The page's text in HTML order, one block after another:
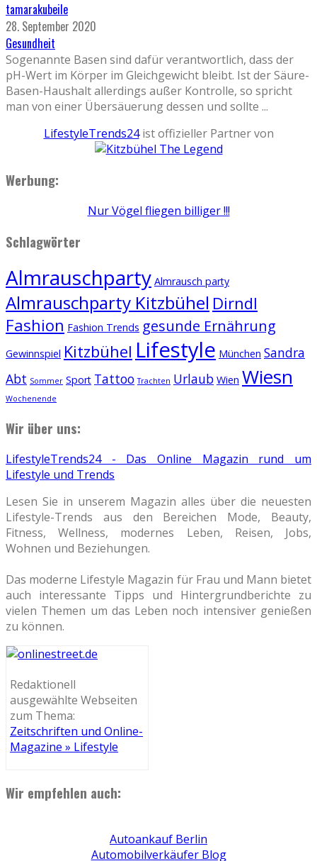
tamarakubeile
28. September 2020
Gesundheit
Sogenannte Basen sind dafür verantwortlich, dass der
pH-Wert im Körper im Gleichgewicht bleibt. Ist der Säure-
Basen-Haushalt allerdings außer Kontrolle, so spricht
man von einer Übersäuerung dessen und sollte ...
LifestyleTrends24ist offizieller Partner von
Werbung:
Nur Vögel fliegen billiger !!!
Schlagwörter
Almrauschparty Almrausch party
Almrauschparty Kitzbühel Dirndl
Fashion Fashion Trends gesunde Ernährung
Gewinnspiel Kitzbühel Lifestyle München Sandra
Abt Sommer Sport Tattoo Trachten Urlaub Wien Wiesn
Wochenende
Wir über uns:
LifestyleTrends24 - Das Online Magazin rund um
Lifestyle und Trends
Lesen Sie in unserem Magazin alles über die neuesten
Lifestyle-Trends aus den Bereichen Mode, Beauty,
Fitness, Wellness, modernes Leben, Reisen, Jobs,
Wohnen und Beziehungen.
Das moderne Lifestyle Magazin für Frau und Mann bietet
auch interessante Tipps und Hintergrundberichte zu
vielen Themen um das Leben noch intensiver genießen
zu können.
Redaktionell
ausgewählte Webseiten
zum Thema:
Zeitschriften und Online-
Magazine » Lifestyle
Wir empfehlen auch:
Autoankauf Berlin
Automobilverkäufer Blog